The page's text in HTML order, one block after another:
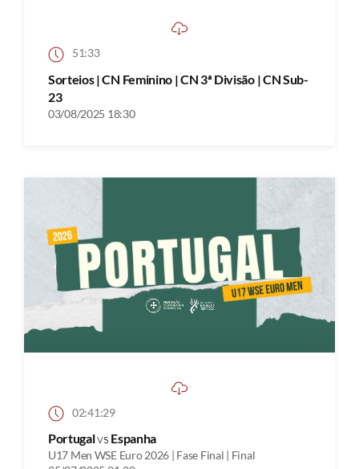
51:33
Sorteios | CN Feminino | CN 3ª Divisão | CN Sub-
23
03/08/2025 18:30
02:41:29
Portugalvs Espanha
U17 Men WSE Euro 2026 | Fase Final | Final